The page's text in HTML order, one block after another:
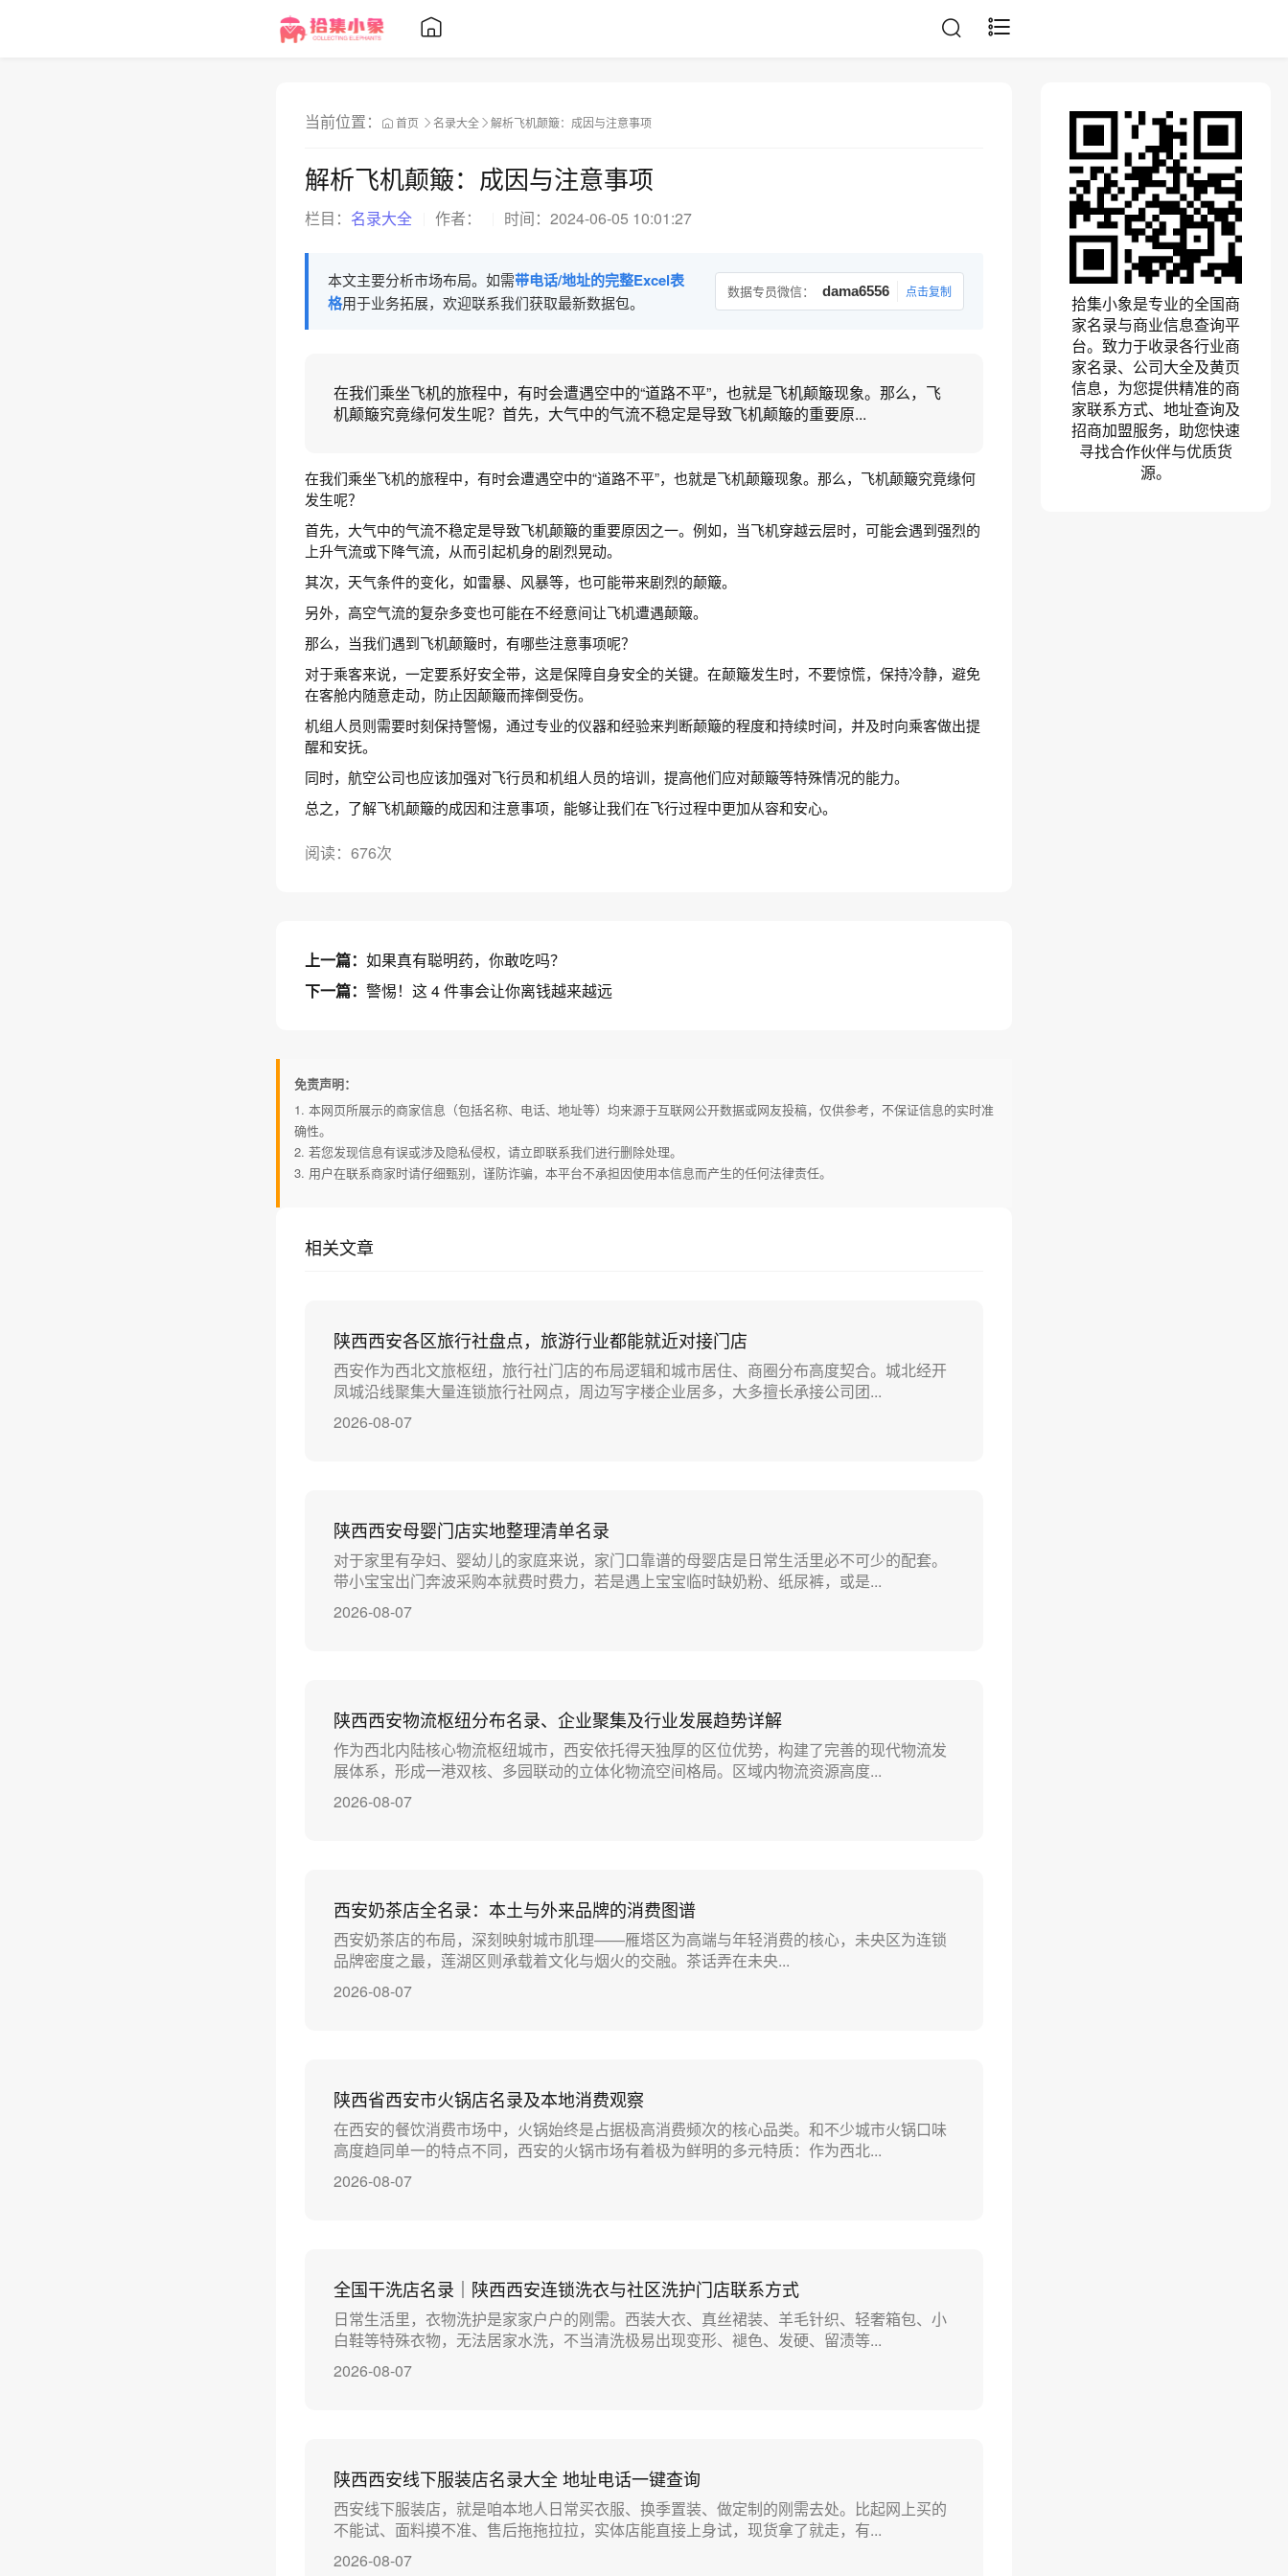
当前位置： 首页 名录大全 解析飞机颠簸：成因与注意事项
解析飞机颠簸：成因与注意事项
栏目： 名录大全 作者： 时间： 2024-06-05 10:01:27
本文主要分析市场布局。如需带电话/地址的完整Excel表
格用于业务拓展，欢迎联系我们获取最新数据包。
数据专员微信： dama6556 点击复制
在我们乘坐飞机的旅程中，有时会遭遇空中的“道路不平”，也就是飞机颠簸现象。那么，飞
机颠簸究竟缘何发生呢？首先，大气中的气流不稳定是导致飞机颠簸的重要原...
在我们乘坐飞机的旅程中，有时会遭遇空中的“道路不平”，也就是飞机颠簸现象。那么，飞机颠簸究竟缘何
发生呢？
首先，大气中的气流不稳定是导致飞机颠簸的重要原因之一。例如，当飞机穿越云层时，可能会遇到强烈的
上升气流或下降气流，从而引起机身的剧烈晃动。
其次，天气条件的变化，如雷暴、风暴等，也可能带来剧烈的颠簸。
另外，高空气流的复杂多变也可能在不经意间让飞机遭遇颠簸。
那么，当我们遇到飞机颠簸时，有哪些注意事项呢？
对于乘客来说，一定要系好安全带，这是保障自身安全的关键。在颠簸发生时，不要惊慌，保持冷静，避免
在客舱内随意走动，防止因颠簸而摔倒受伤。
机组人员则需要时刻保持警惕，通过专业的仪器和经验来判断颠簸的程度和持续时间，并及时向乘客做出提
醒和安抚。
同时，航空公司也应该加强对飞行员和机组人员的培训，提高他们应对颠簸等特殊情况的能力。
总之，了解飞机颠簸的成因和注意事项，能够让我们在飞行过程中更加从容和安心。
阅读：676次
上一篇： 如果真有聪明药，你敢吃吗​？
下一篇： 警惕！这 4 件事会让你离钱越来越远
免责声明：
1. 本网页所展示的商家信息（包括名称、电话、地址等）均来源于互联网公开数据或网友投稿，仅供参考，不保证信息的实时准
确性。
2. 若您发现信息有误或涉及隐私侵权，请立即联系我们进行删除处理。
3. 用户在联系商家时请仔细甄别，谨防诈骗，本平台不承担因使用本信息而产生的任何法律责任。
相关文章
陕西西安各区旅行社盘点，旅游行业都能就近对接门店
西安作为西北文旅枢纽，旅行社门店的布局逻辑和城市居住、商圈分布高度契合。城北经开
凤城沿线聚集大量连锁旅行社网点，周边写字楼企业居多，大多擅长承接公司团...
2026-08-07
陕西西安母婴门店实地整理清单名录
对于家里有孕妇、婴幼儿的家庭来说，家门口靠谱的母婴店是日常生活里必不可少的配套。
带小宝宝出门奔波采购本就费时费力，若是遇上宝宝临时缺奶粉、纸尿裤，或是...
2026-08-07
陕西西安物流枢纽分布名录、企业聚集及行业发展趋势详解
作为西北内陆核心物流枢纽城市，西安依托得天独厚的区位优势，构建了完善的现代物流发
展体系，形成一港双核、多园联动的立体化物流空间格局。区域内物流资源高度...
2026-08-07
‌西安奶茶店全名录：本土与外来品牌的消费图谱
西安奶茶店的布局，深刻映射城市肌理——‌雁塔区‌为高端与年轻消费的核心，‌未央区‌为连锁
品牌密度之最，‌莲湖区‌则承载着文化与烟火的交融。茶话弄在未央...
2026-08-07
陕西省西安市火锅店名录及本地消费观察
在西安的餐饮消费市场中，火锅始终是占据极高消费频次的核心品类。和不少城市火锅口味
高度趋同单一的特点不同，西安的火锅市场有着极为鲜明的多元特质：作为西北...
2026-08-07
全国干洗店名录｜陕西西安连锁洗衣与社区洗护门店联系方式
日常生活里，衣物洗护是家家户户的刚需。西装大衣、真丝裙装、羊毛针织、轻奢箱包、小
白鞋等特殊衣物，无法居家水洗，不当清洗极易出现变形、褪色、发硬、留渍等...
2026-08-07
陕西西安线下服装店名录大全 地址电话一键查询
西安线下服装店，就是咱本地人日常买衣服、换季置装、做定制的刚需去处。比起网上买的
不能试、面料摸不准、售后拖拖拉拉，实体店能直接上身试，现货拿了就走，有...
2026-08-07
拾集小象是专业的全国商
家名录与商业信息查询平
台。致力于收录各行业商
家名录、公司大全及黄页
信息，为您提供精准的商
家联系方式、地址查询及
招商加盟服务，助您快速
寻找合作伙伴与优质货
源。